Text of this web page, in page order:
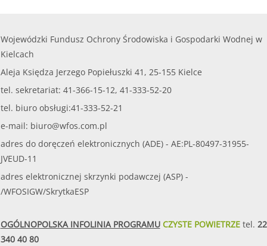
Wojewódzki Fundusz Ochrony Środowiska i Gospodarki Wodnej w
Kielcach
Aleja Księdza Jerzego Popiełuszki 41, 25-155 Kielce
tel. sekretariat: 41-366-15-12, 41-333-52-20
tel. biuro obsługi:41-333-52-21
e-mail: biuro@wfos.com.pl
adres do doręczeń elektronicznych (ADE) - AE:PL-80497-31955-
JVEUD-11
adres elektronicznej skrzynki podawczej (ASP) -
/WFOSIGW/SkrytkaESP
OGÓLNOPOLSKA INFOLINIA PROGRAMUCZYSTE POWIETRZEtel. 22
340 40 80